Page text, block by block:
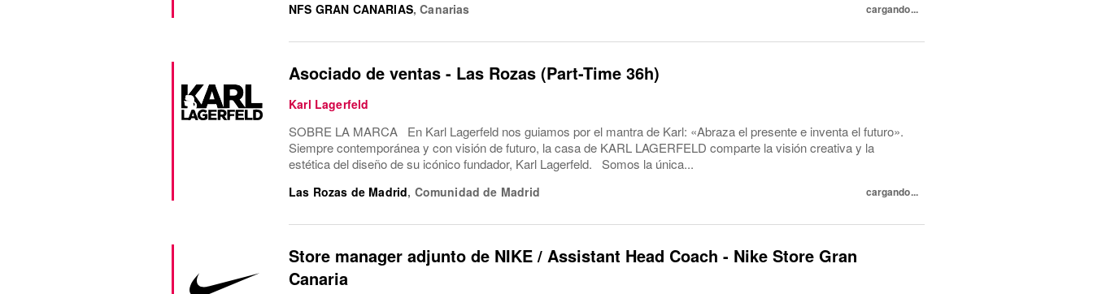
NFS GRAN CANARIAS,Canarias cargando...
Asociado de ventas - Las Rozas (Part-Time 36h)
Karl Lagerfeld
SOBRE LA MARCA En Karl Lagerfeld nos guiamos por el mantra de Karl: «Abraza el presente e inventa el futuro».
Siempre contemporánea y con visión de futuro, la casa de KARL LAGERFELD comparte la visión creativa y la
estética del diseño de su icónico fundador, Karl Lagerfeld. Somos la única...
Las Rozas de Madrid, Comunidad de Madrid cargando...
Store manager adjunto de NIKE / Assistant Head Coach - Nike Store Gran
Canaria